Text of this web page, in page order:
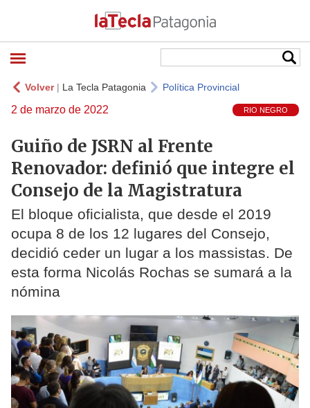
Volver| La Tecla Patagonia Política Provincial
2 de marzo de 2022 RIO NEGRO
Guiño de JSRN al Frente
Renovador: definió que integre el
Consejo de la Magistratura
El bloque oficialista, que desde el 2019
ocupa 8 de los 12 lugares del Consejo,
decidió ceder un lugar a los massistas. De
esta forma Nicolás Rochas se sumará a la
nómina